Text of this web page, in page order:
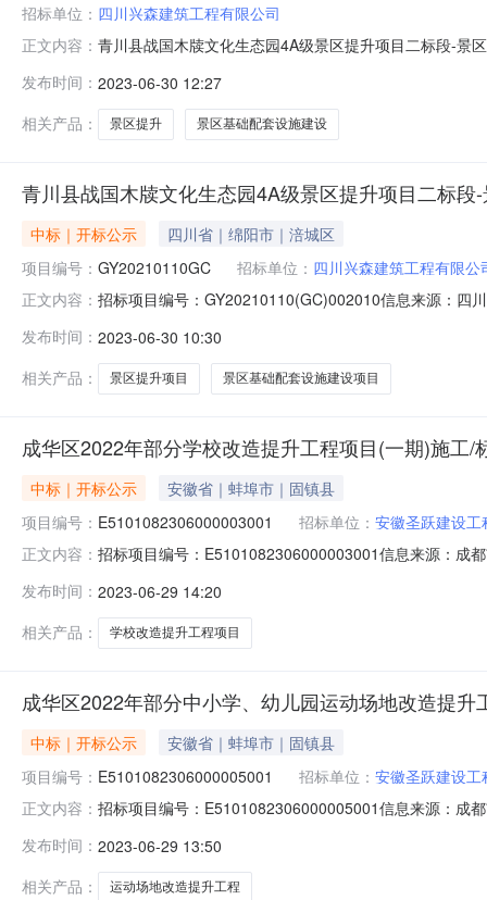
招标单位： 四川兴森建筑工程有限公司
正文内容： 青川县战国木牍文化生态园4A级景区提升项目二标段-景
价（元）质量目标工期备注签名$velocityCount四川兴森
发布时间： 2023-06-30 12:27
相关产品：
景区提升 景区基础配套设施建设
青川县战国木牍文化生态园4A级景区提升项目二标
中标｜开标公示
四川省｜绵阳市｜涪城区
项目编号： GY20210110GC 招标单位： 四川兴森建筑工程有限公
正文内容： 招标项目编号：GY20210110(GC)002010信息来源：四
景区基础配套设施建设项目（金洞坪环山道路）施工开
发布时间： 2023-06-30 10:30
相关产品：
景区提升项目 景区基础配套设施建设项目
成华区2022年部分学校改造提升工程项目(一期)施工/
中标｜开标公示
安徽省｜蚌埠市｜固镇县
项目编号： E5101082306000003001 招标单位： 安徽圣跃建设工
正文内容： 招标项目编号：E5101082306000003001信息来源：成
（成华区2022年部分学校改造提升工程项目（一期）施
发布时间： 2023-06-29 14:20
相关产品：
学校改造提升工程项目
成华区2022年部分中小学、幼儿园运动场地改造提
中标｜开标公示
安徽省｜蚌埠市｜固镇县
项目编号： E5101082306000005001 招标单位： 安徽圣跃建设工
正文内容： 招标项目编号：E5101082306000005001信息来源：成
运动场地改造提升工程项目（三期））（成华区2022年
发布时间： 2023-06-29 13:50
相关产品：
运动场地改造提升工程